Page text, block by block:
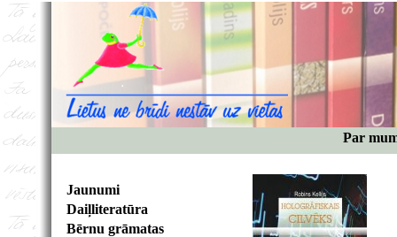
Par
Jaunumi
Daiļliteratūra
Bērnu grāmatas